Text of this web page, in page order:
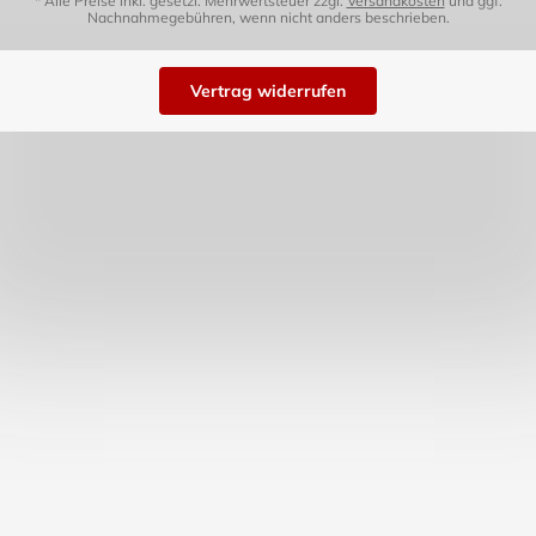
Nachnahmegebühren, wenn nicht anders beschrieben.
Vertrag widerrufen